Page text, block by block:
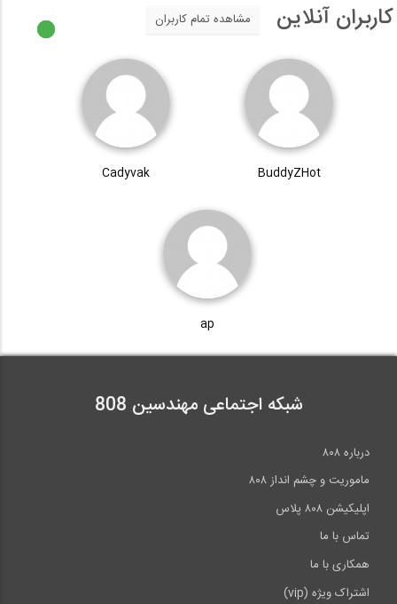
کاربران آنلاین مشاهده تمام کاربران
BuddyZHot
Cadyvak
ap
شبکه اجتماعی مهندسین 808
درباره ۸۰۸
ماموریت و چشم انداز ۸۰۸
اپلیکیشن ۸۰۸ پلاس
تماس با ما
همکاری با ما
اشتراک ویژه (vip)